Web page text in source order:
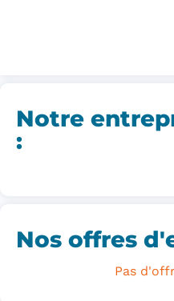
Notre
:
Nos offres
Pas